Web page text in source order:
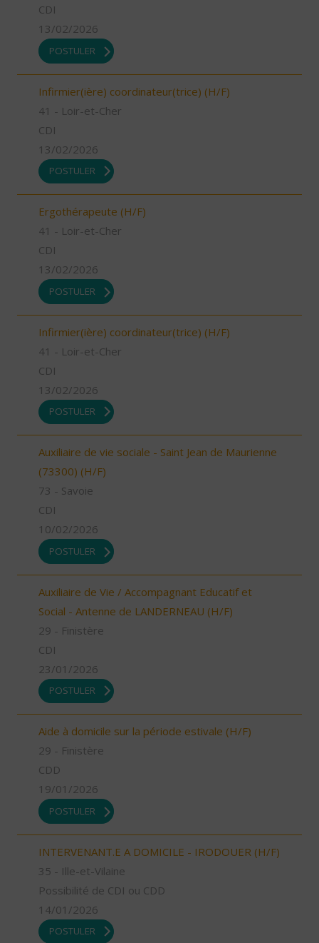
CDI
13/02/2026
POSTULER
Infirmier(ière) coordinateur(trice) (H/F)
41 - Loir-et-Cher
CDI
13/02/2026
POSTULER
Ergothérapeute (H/F)
41 - Loir-et-Cher
CDI
13/02/2026
POSTULER
Infirmier(ière) coordinateur(trice) (H/F)
41 - Loir-et-Cher
CDI
13/02/2026
POSTULER
Auxiliaire de vie sociale - Saint Jean de Maurienne
(73300) (H/F)
73 - Savoie
CDI
10/02/2026
POSTULER
Auxiliaire de Vie / Accompagnant Educatif et
Social - Antenne de LANDERNEAU (H/F)
29 - Finistère
CDI
23/01/2026
POSTULER
Aide à domicile sur la période estivale (H/F)
29 - Finistère
CDD
19/01/2026
POSTULER
INTERVENANT.E A DOMICILE - IRODOUER (H/F)
35 - Ille-et-Vilaine
Possibilité de CDI ou CDD
14/01/2026
POSTULER